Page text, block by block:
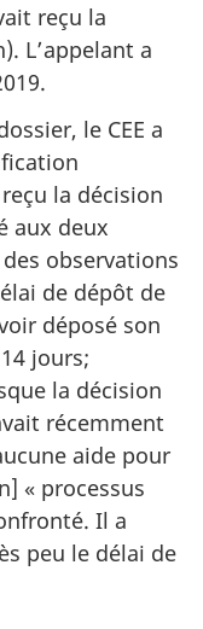
reçu la
L’appelant a
le CEE a
la décision
aux deux
observations
de dépôt de
déposé son
jours;
la décision
récemment
aide pour
« processus
Il a
peu le délai de